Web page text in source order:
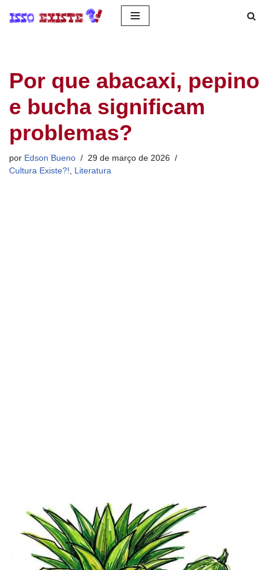
conteúdo
Por que abacaxi, pepino
e bucha significam
problemas?
por Edson Bueno
29 de março de 2026
Cultura Existe?!, Literatura